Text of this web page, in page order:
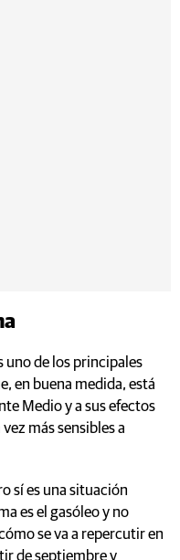
uno de los principales
en buena medida, está
Medio y a sus efectos
más sensibles a
sí es una situación
es el gasóleo y no
se va a repercutir en
de septiembre y